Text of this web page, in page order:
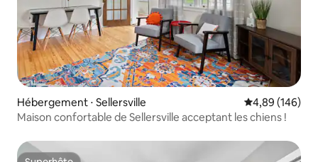
Hébergement ⋅ Sellersville Évaluation
4,89 (146)
Maison confortable de Sellersville acceptant les chiens !